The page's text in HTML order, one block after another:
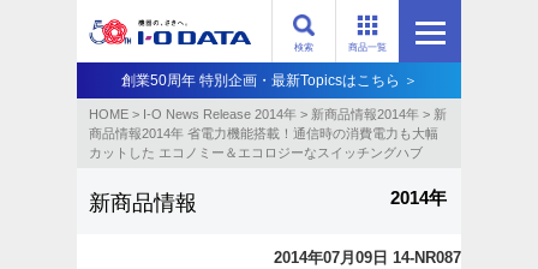
商品一覧
検索
創業50周年 特別企画・最新Topicsはこちら ＞
HOME > I-O News Release 2014年 > 新商品情報2014年 > 新
商品情報2014年 省電力機能搭載！通信時の消費電力も大幅
カットした エコノミー＆エコロジーなスイッチングハブ
新商品情報 2014年
2014年07月09日 14-NR087